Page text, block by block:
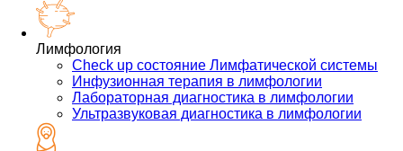
Лимфология
Check up состояние Лимфатической системы
Инфузионная терапия в лимфологии
Лабораторная диагностика в лимфологии
Ультразвуковая диагностика в лимфологии